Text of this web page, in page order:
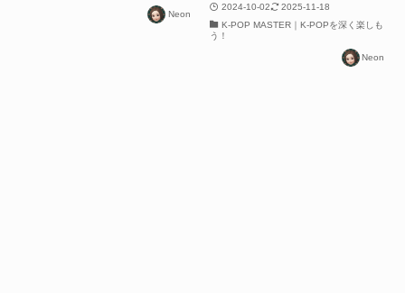
Neon
2024-10-02
2025-11-18
K-POP MASTER｜K-POPを深く楽しも
う！
Neon